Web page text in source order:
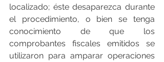
localizado; éste desaparezca durante
el procedimiento, o bien se tenga
conocimiento de que los
comprobantes fiscales emitidos se
utilizaron para amparar operaciones